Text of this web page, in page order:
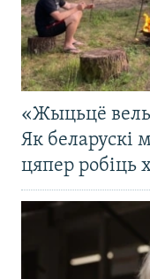
«Жыцьцё
Як беларускі
цяпер робіць